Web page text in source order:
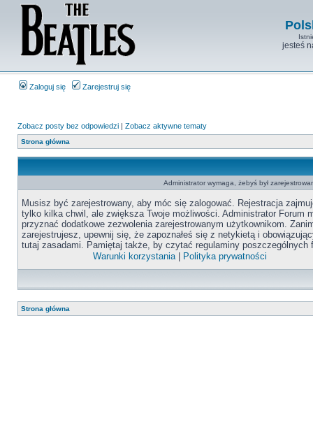
jesteś
Zaloguj się Zarejestruj się
Zobacz posty bez odpowiedzi | Zobacz aktywne tematy
Strona główna
Administrator wymaga, żebyś był
Musisz być zarejestrowany, aby móc się zalogować. Rejestracja
tylko kilka chwil, ale zwiększa Twoje możliwości. Administrator Forum
przyznać dodatkowe zezwolenia zarejestrowanym użytkownikom.
zarejestrujesz, upewnij się, że zapoznałeś się z netykietą i
tutaj zasadami. Pamiętaj także, by czytać regulaminy poszczególnych
Warunki korzystania| Polityka prywatności
Strona główna